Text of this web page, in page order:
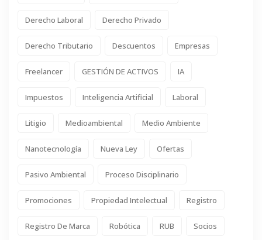
Derecho Laboral Derecho Privado
Derecho Tributario Descuentos Empresas
Freelancer GESTIÓN DE ACTIVOS IA
Impuestos Inteligencia Artificial Laboral
Litigio Medioambiental Medio Ambiente
Nanotecnología Nueva Ley Ofertas
Pasivo Ambiental Proceso Disciplinario
Promociones Propiedad Intelectual Registro
Registro De Marca Robótica RUB Socios